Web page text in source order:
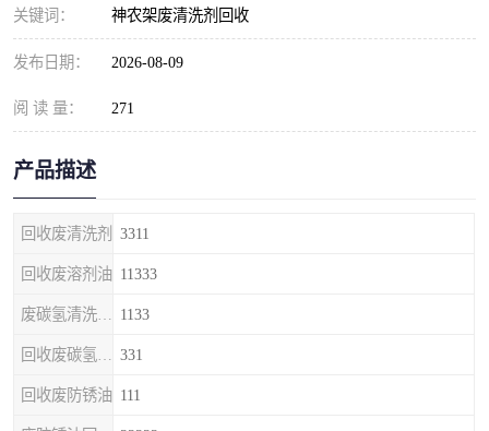
关键词： 神农架废清洗剂回收
发布日期： 2026-08-09
阅 读 量： 271
产品描述
回收废清洗剂 3311
回收废溶剂油 11333
1133
331
回收废防锈油 111